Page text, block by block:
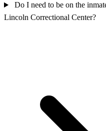
Do I need to be on the
Lincoln Correctional Center?